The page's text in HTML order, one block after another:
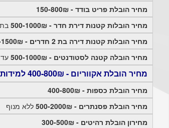
מחיר הובלת פריט בודד - 150-800₪
מחיר הובלות קטנות דירת חדר - 500-1000₪
מחיר הובלות קטנות דירה בת 2 חדרים - 800-1500₪
מחיר הובלה קטנה לסטודנטים - 500-1000₪
עד 35 ק"מ מתל מונד
מחיר הובלת אקווריום - 400-800₪ למידות סטנדרטיות
מחיר הובלת כספות - 400-800₪
מחיר הובלת פסנתרים - 500-2000₪
ללא מנוף
מחירון הובלת רהיטים - 300-500₪